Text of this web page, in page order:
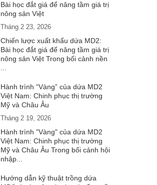
Bài học đắt giá để nâng tầm giá trị
nông sản Việt
Tháng 2 23, 2026
Chiến lược xuất khẩu dứa MD2:
Bài học đắt giá để nâng tầm giá trị
nông sản Việt Trong bối cảnh nền
Hành trình “Vàng” của dứa MD2
Việt Nam: Chinh phục thị trường
Mỹ và Châu Âu
Tháng 2 19, 2026
Hành trình "Vàng" của dứa MD2
Việt Nam: Chinh phục thị trường
Mỹ và Châu Âu Trong bối cảnh hội
nhập...
Hướng dẫn kỹ thuật trồng dứa